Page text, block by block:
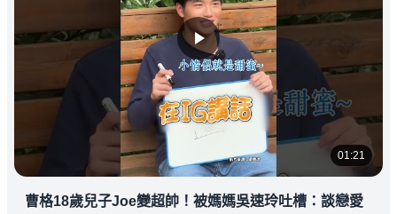
01:21
曹格18歲兒子Joe變超帥！被媽媽吳速玲吐槽：談戀愛